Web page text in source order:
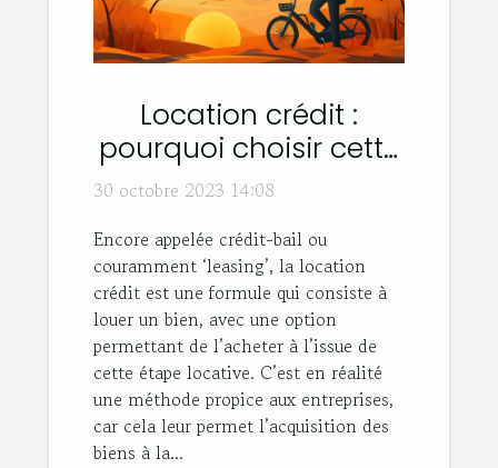
Location crédit :
pourquoi choisir cette
option ?
30 octobre 2023 14:08
Encore appelée crédit-bail ou
couramment ‘leasing’, la location
crédit est une formule qui consiste à
louer un bien, avec une option
permettant de l’acheter à l’issue de
cette étape locative. C’est en réalité
une méthode propice aux entreprises,
car cela leur permet l’acquisition des
biens à la...